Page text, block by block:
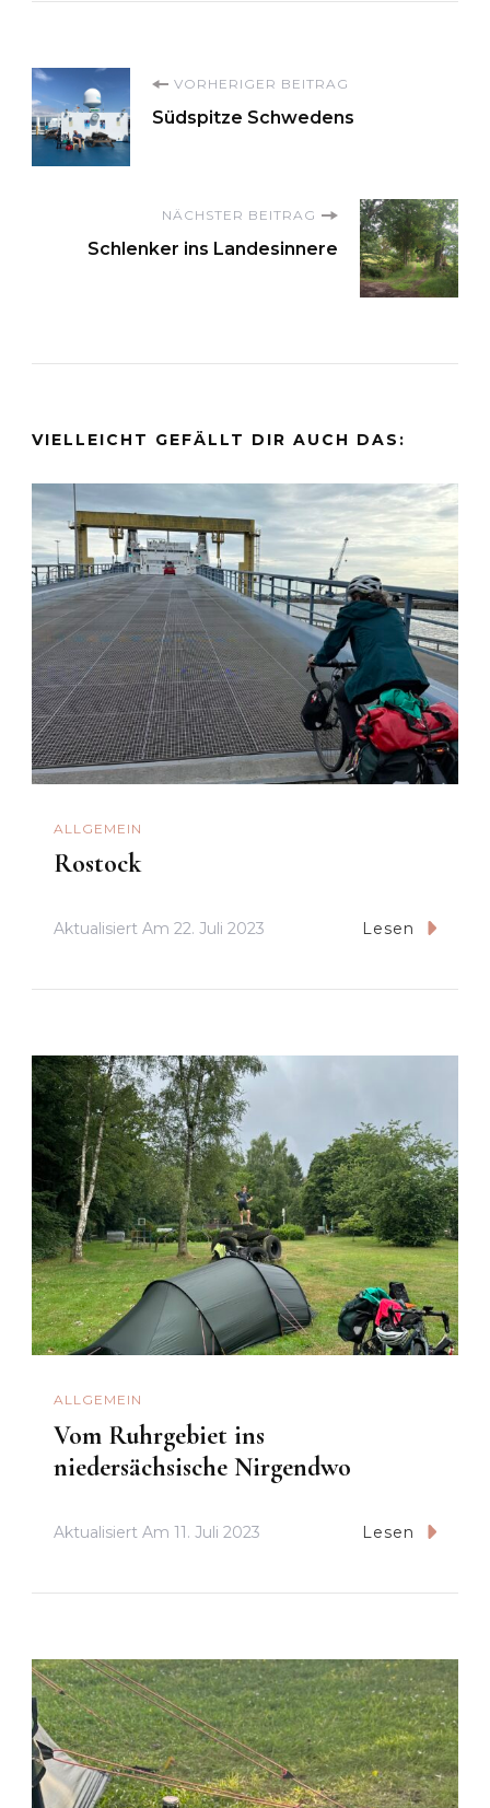
Beitragsnavigation
VORHERIGER BEITRAG
Südspitze Schwedens
NÄCHSTER BEITRAG
Schlenker ins Landesinnere
VIELLEICHT GEFÄLLT DIR AUCH DAS:
ALLGEMEIN
Rostock
Aktualisiert Am 22. Juli 2023 Lesen
ALLGEMEIN
Vom Ruhrgebiet ins
niedersächsische Nirgendwo
Aktualisiert Am 11. Juli 2023 Lesen